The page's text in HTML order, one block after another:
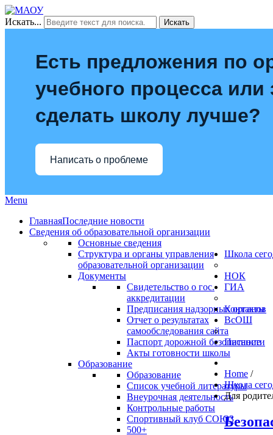
Искать... Искать
Есть предложения по
учебного процесса или
сделать школу лучше?
Написать о проблеме
Menu
ГлавнаяПоследние новости
Сведения об образовательной организации
Основные сведения
Структура и органы управления
образовательной организации
Документы
Свидетельство о гос.
аккредитации
Предписания надзорных органов
Отчет о результатах
самообследования сайта
Паспорт дорожной безопасности
Акты готовности школы
Образование
Образование
Список учебной литературы
Внеурочная деятельность
Контрольные работы
Спортивный клуб СОЮЗ
500+
Школа
НОК
ГИА
Контакты
ВсОШ
Питание
Home /
Школа
Для